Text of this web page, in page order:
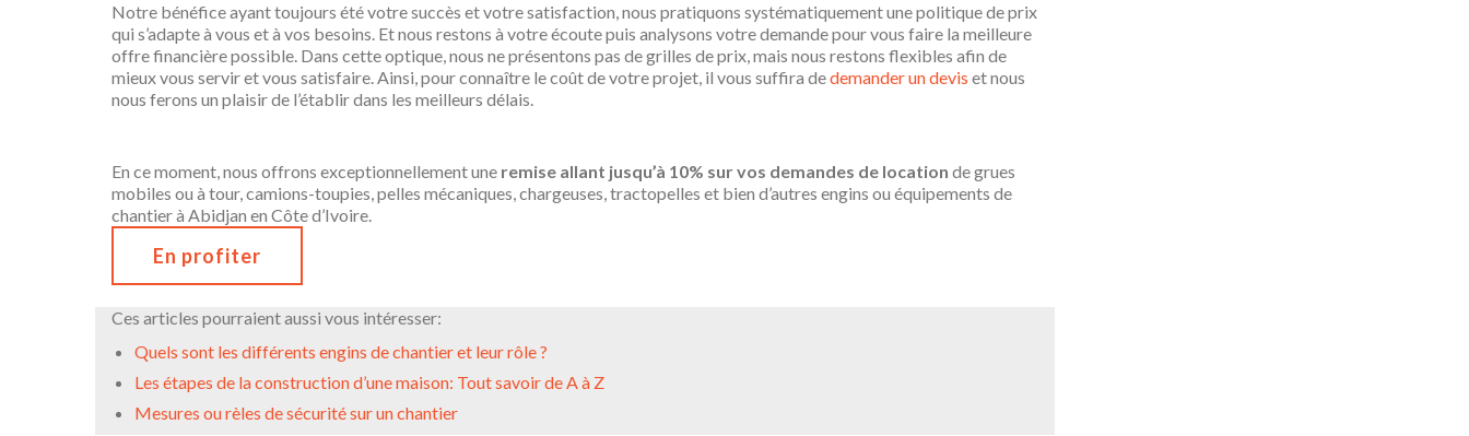
Notre bénéfice ayant toujours été votre succès et votre satisfaction, nous pratiquons systématiquement une politique de prix
qui s’adapte à vous et à vos besoins. Et nous restons à votre écoute puis analysons votre demande pour vous faire la meilleure
offre financière possible. Dans cette optique, nous ne présentons pas de grilles de prix, mais nous restons flexibles afin de
mieux vous servir et vous satisfaire. Ainsi, pour connaître le coût de votre projet, il vous suffira dedemander un devis et nous
nous ferons un plaisir de l’établir dans les meilleurs délais.
En ce moment, nous offrons exceptionnellement une remise allant jusqu’à 10% sur vos demandes de location de grues
mobiles ou à tour, camions-toupies, pelles mécaniques, chargeuses, tractopelles et bien d’autres engins ou équipements de
chantier à Abidjan en Côte d’Ivoire.
En profiter
Ces articles pourraient aussi vous intéresser:
Quels sont les différents engins de chantier et leur rôle ?
Les étapes de la construction d’une maison: Tout savoir de A à Z
Mesures ou rèles de sécurité sur un chantier